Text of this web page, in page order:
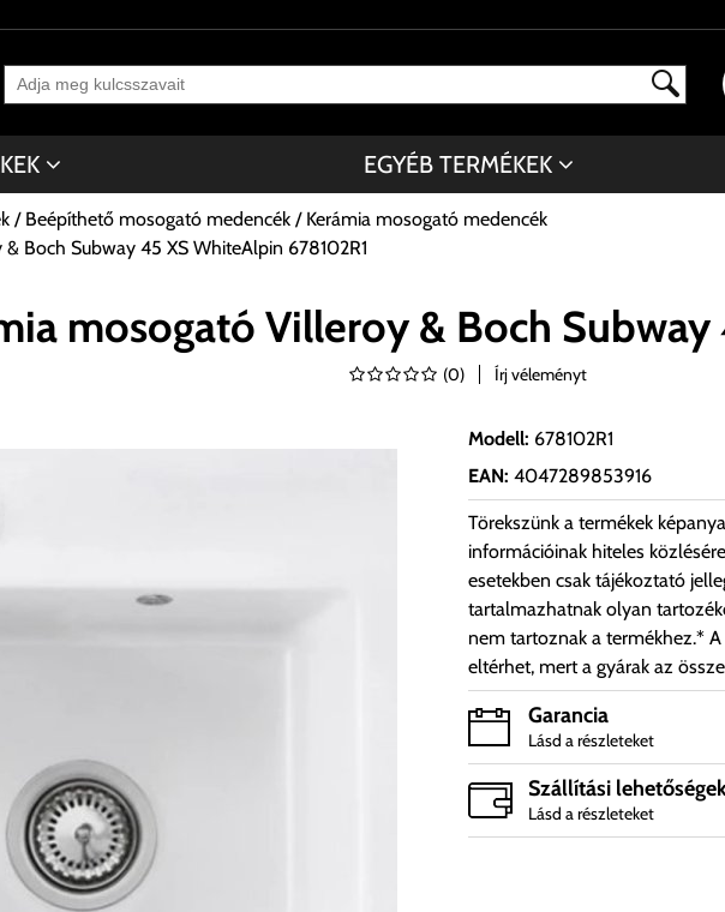
EGYÉB TERMÉKEK
Beépíthető mosogató medencék
Kerámia mosogató medencék
Boch Subway 45 XS WhiteAlpin 678102R1
mosogató Villeroy & Boch
(0) Írj véleményt
Modell: 678102R1
EAN: 4047289853916
Törekszünk a termékek
információinak hiteles
esetekben csak tájékoztató
tartalmazhatnak olyan
nem tartoznak a termékhez.*
eltérhet, mert a gyárak az
Garancia
Lásd a részleteket
Szállítási
Lásd a részleteket